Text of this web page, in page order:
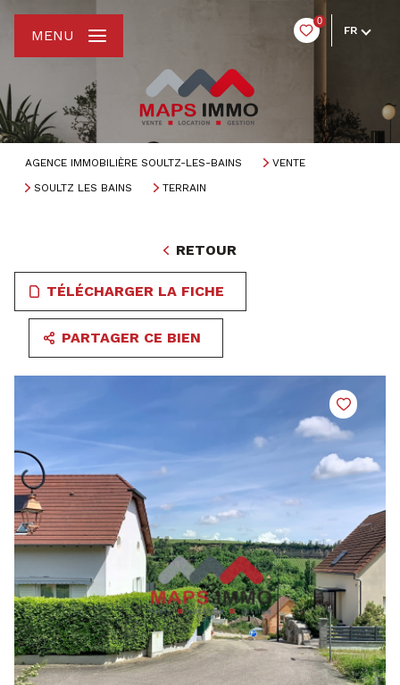
0
FR
MENU
AGENCE IMMOBILIÈRE SOULTZ-LES-BAINS
VENTE
SOULTZ LES BAINS
TERRAIN
RETOUR
TÉLÉCHARGER LA FICHE
PARTAGER CE BIEN